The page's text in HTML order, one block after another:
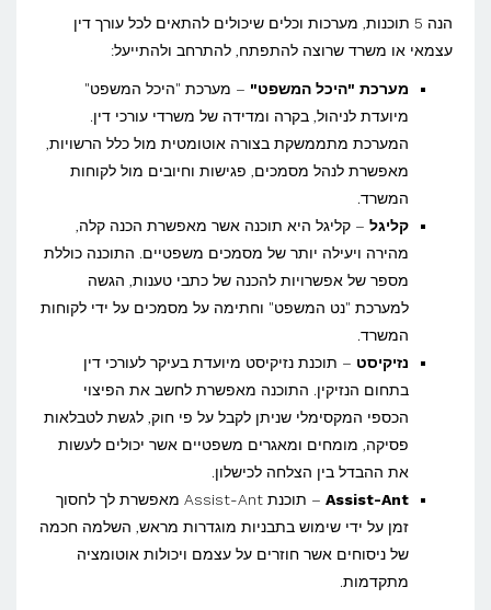
הנה 5 תוכנות, מערכות וכלים שיכולים להתאים לכל עורך דין
עצמאי או משרד שרוצה להתפתח, להתרחב ולהתייעל:
מערכת "היכל המשפט" – מערכת "היכל המשפט"
מיועדת לניהול, בקרה ומדידה של משרדי עורכי דין.
המערכת מתממשקת בצורה אוטומטית מול כלל הרשויות,
מאפשרת לנהל מסמכים, פגישות וחיובים מול לקוחות
המשרד.
קליגל – קליגל היא תוכנה אשר מאפשרת הכנה קלה,
מהירה ויעילה יותר של מסמכים משפטיים. התוכנה כוללת
מספר של אפשרויות להכנה של כתבי טענות, הגשה
למערכת "נט המשפט" וחתימה על מסמכים על ידי לקוחות
המשרד.
נזיקיסט – תוכנת נזיקיסט מיועדת בעיקר לעורכי דין
בתחום הנזיקין. התוכנה מאפשרת לחשב את הפיצוי
הכספי המקסימלי שניתן לקבל על פי חוק, לגשת לטבלאות
פסיקה, מומחים ומאגרים משפטיים אשר יכולים לעשות
את ההבדל בין הצלחה לכישלון.
Assist-Ant
– תוכנת Assist-Ant מאפשרת לך לחסוך
זמן על ידי שימוש בתבניות מוגדרות מראש, השלמה חכמה
של ניסוחים אשר חוזרים על עצמם ויכולות אוטומציה
מתקדמות.